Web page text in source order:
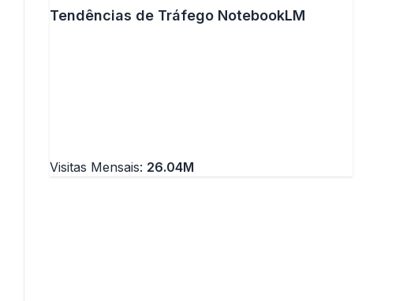
Tendências de Tráfego NotebookLM
Visitas Mensais: 26.04M